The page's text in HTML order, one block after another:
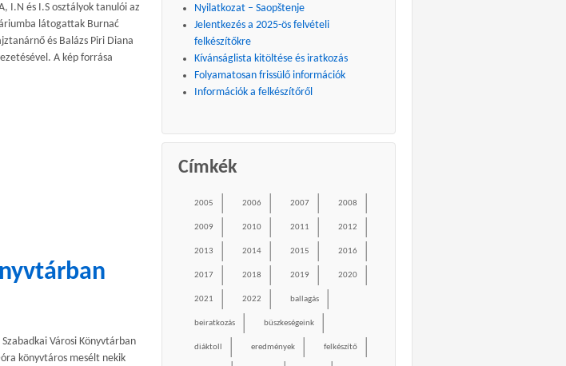
I.N és I.S osztályok tanulói az
látogattak Burnać
és Balázs Piri Diana
A kép forrása
Városi Könyvtárban
könyvtáros mesélt nekik
Nyilatkozat – Saopštenje
Jelentkezés a 2025-ös felvételi
felkészítőkre
Kívánságlista kitöltése és iratkozás
Folyamatosan frissülő információk
Információk a felkészítőről
Címkék
2005 2006 2007 2008
2009 2010 2011 2012
2013 2014 2015 2016
2017 2018 2019 2020
2021 2022 ballagás
beiratkozás büszkeségeink
diáktoll eredmények felkészítő